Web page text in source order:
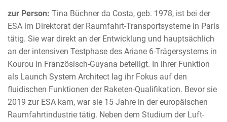
zur Person: Tina Büchner da Costa, geb. 1978, ist bei der
ESA im Direktorat der Raumfahrt-Transportsysteme in Paris
tätig. Sie war direkt an der Entwicklung und hauptsächlich
an der intensiven Testphase des Ariane 6-Trägersystems in
Kourou in Französisch-Guyana beteiligt. In ihrer Funktion
als Launch System Architect lag ihr Fokus auf den
fluidischen Funktionen der Raketen-Qualifikation. Bevor sie
2019 zur ESA kam, war sie 15 Jahre in der europäischen
Raumfahrtindustrie tätig. Neben dem Studium der Luft-